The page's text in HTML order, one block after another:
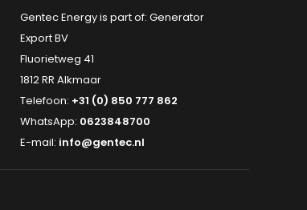
Gentec Energy is part of: Generator
Export BV
Fluorietweg 41
1812 RR Alkmaar
Telefoon: +31 (0) 850 777 862
WhatsApp: 0623848700
E-mail: info@gentec.nl